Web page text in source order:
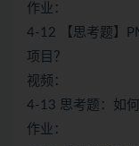
作业：
4-12 【思考题】
项目？
视频：
4-13 思考题：如
作业：